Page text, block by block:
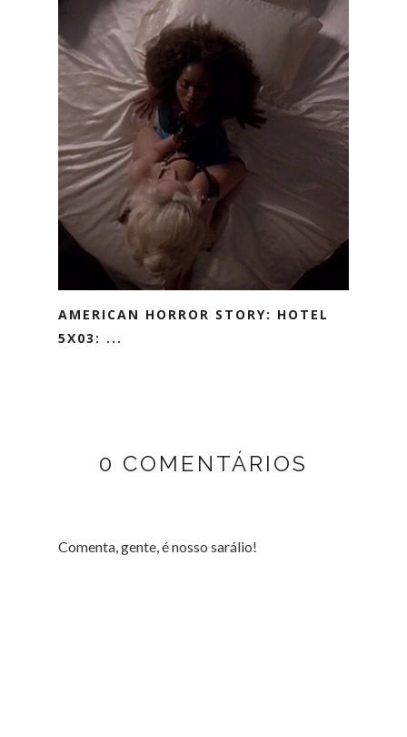
AMERICAN HORROR STORY: HOTEL
5X03: ...
0 COMENTÁRIOS
Comenta, gente, é nosso sarálio!